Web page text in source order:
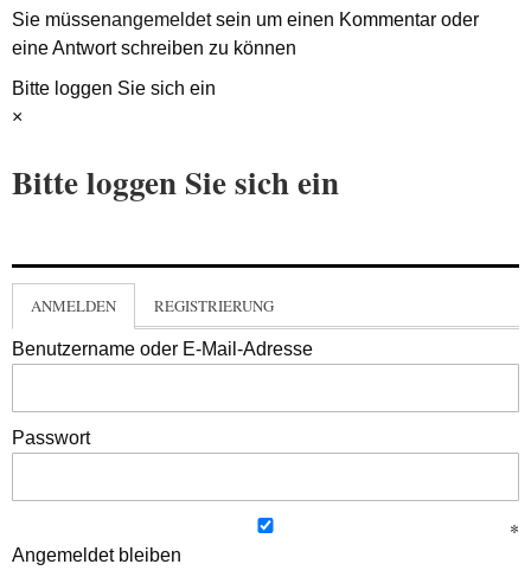
Sie müssenangemeldetsein um einen Kommentar oder
eine Antwort schreiben zu können
Bitte loggen Sie sich ein
×
Bitte loggen Sie sich ein
ANMELDEN REGISTRIERUNG
Benutzername oder E-Mail-Adresse
Passwort
Angemeldet bleiben